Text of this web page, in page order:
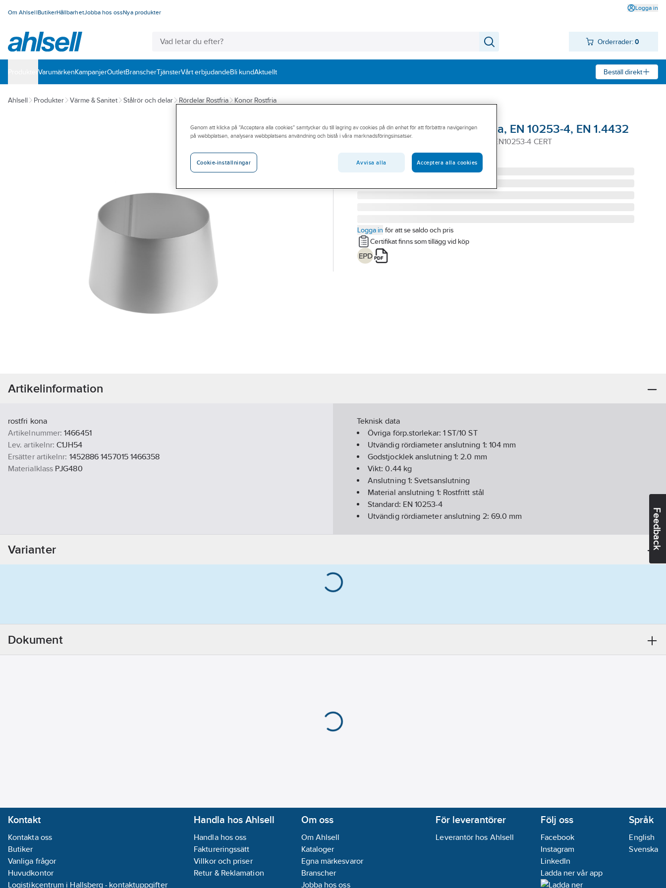
Om AhlsellButikerHållbarhetJobba hos ossNya produkter
Logga in
Orderrader: 0
VarumärkenKampanjerOutletBranscherTjänsterVårt erbjudandeBli kundAktuellt Beställ direkt
Feedback
Ahlsell Produkter Värme & Sanitet Stålrör och delar Rördelar Rostfria Konor Rostfria
Kona Koncentriska metriska, EN 10253-4, EN 1.4432
104X69X2.0 KONA KONC 1.4432 L=105 EN10253-4 CERT
1466451
Lev. artikelnr:
C1JH54
Logga in för att se saldo och pris
Certifikat finns som tillägg vid köp
Artikelinformation
rostfri kona
Artikelnummer: 1466451
Lev. artikelnr: C1JH54
Ersätter artikelnr: 1452886 1457015 1466358
Materialklass PJG480
Teknisk data
Övriga förp.storlekar: 1 ST/10 ST
Utvändig rördiameter anslutning 1: 104 mm
Godstjocklek anslutning 1:2.0 mm
Vikt:0.44kg
Anslutning 1:Svetsanslutning
Material anslutning 1: Rostfritt stål
Standard: EN 10253-4
Utvändig rördiameter anslutning 2: 69.0 mm
Material:EN 1.4432
Varianter
Dokument
Kontakt
Kontakta oss
Butiker
Vanliga frågor
Huvudkontor
Logistikcentrum i Hallsberg - kontaktuppgifter
Handla hos Ahlsell
Handla hos oss
Faktureringssätt
Villkor och priser
Retur & Reklamation
Om oss
Om Ahlsell
Kataloger
Egna märkesvaror
Branscher
Jobba hos oss
För leverantörer
Leverantör hos Ahlsell
Följ oss
Facebook
Instagram
LinkedIn
Ladda ner vår app
Språk
English
Svenska
Genom att klicka på "Acceptera alla cookies" samtycker du till lagring av cookies på din enhet för att förbättra navigeringen
på webbplatsen, analysera webbplatsens användning och bistå i våra marknadsföringsinsatser.
Cookie-inställningar Avvisa alla Acceptera alla cookies